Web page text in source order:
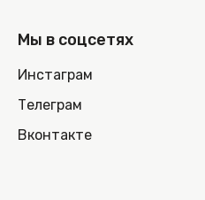
Мы в соцсетях
Инстаграм
Телеграм
Вконтакте